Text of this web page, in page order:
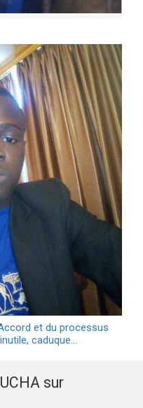
et du processus
caduque…
sur